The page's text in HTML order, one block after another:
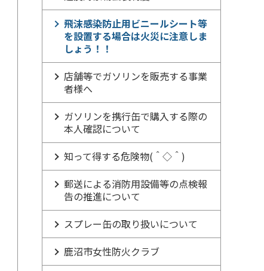
飛沫感染防止用ビニールシート等
を設置する場合は火災に注意しま
しょう！！
店舗等でガソリンを販売する事業
者様へ
ガソリンを携行缶で購入する際の
本人確認について
知って得する危険物(＾◇＾)
郵送による消防用設備等の点検報
告の推進について
スプレー缶の取り扱いについて
鹿沼市女性防火クラブ